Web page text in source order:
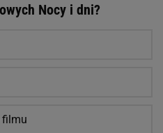
Nocy i dni?
filmu